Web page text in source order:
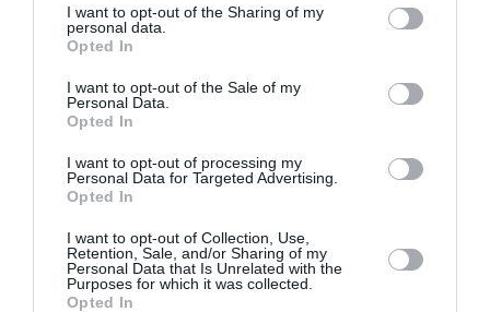
I want to opt-out of the Sharing of my
personal data.
Opted In
I want to opt-out of the Sale of my
Personal Data.
Opted In
I want to opt-out of processing my
Personal Data for Targeted Advertising.
Opted In
I want to opt-out of Collection, Use,
Retention, Sale, and/or Sharing of my
Personal Data that Is Unrelated with the
Purposes for which it was collected.
Opted In
bourses, se présente comme un outil révolutionnaire
de par son caractère universel en matière de gestion
des activités.
d’Abidjan au Plateau, a permis au public de se faire
une idée de l’invention qui est déclarée à L’OAPI
(Organisation Africaine de la Propriété Intellectuelle)
avec un brevet d’invention.